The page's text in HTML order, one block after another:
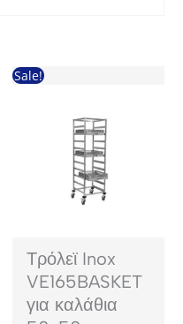
Sale!
Τρόλεϊ Inox
VE165BASKET
για καλάθια